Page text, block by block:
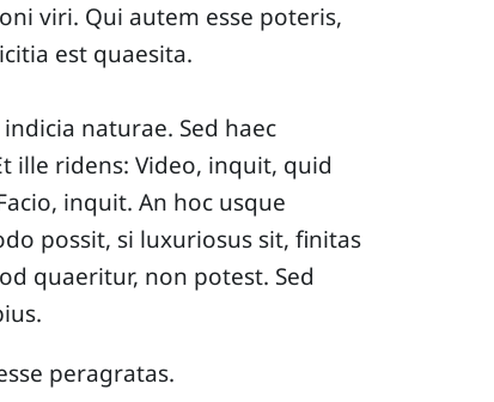
viri. Qui autem esse poteris,
est quaesita.
naturae. Sed haec
ille ridens: Video, inquit, quid
inquit. An hoc usque
possit, si luxuriosus sit, finitas
quaeritur, non potest. Sed
peragratas.